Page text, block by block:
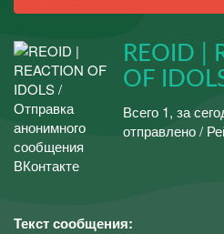
REOID |
OF
Всего 1, за
отправлено /
Текст сообщения: